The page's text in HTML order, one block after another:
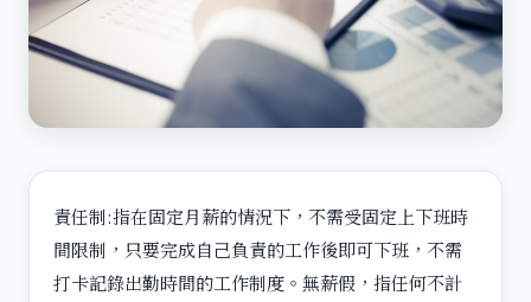
責任制:指在固定月薪的情況下，不需受固定上下班時
間限制，只要完成自己負責的工作後即可下班，不需
打卡記錄出勤時間的工作制度。無薪假，指任何不計